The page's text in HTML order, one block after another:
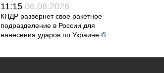
11:15 06.08.2026
КНДР развернет свое ракетное
подразделение в России для
нанесения ударов по Украине ©